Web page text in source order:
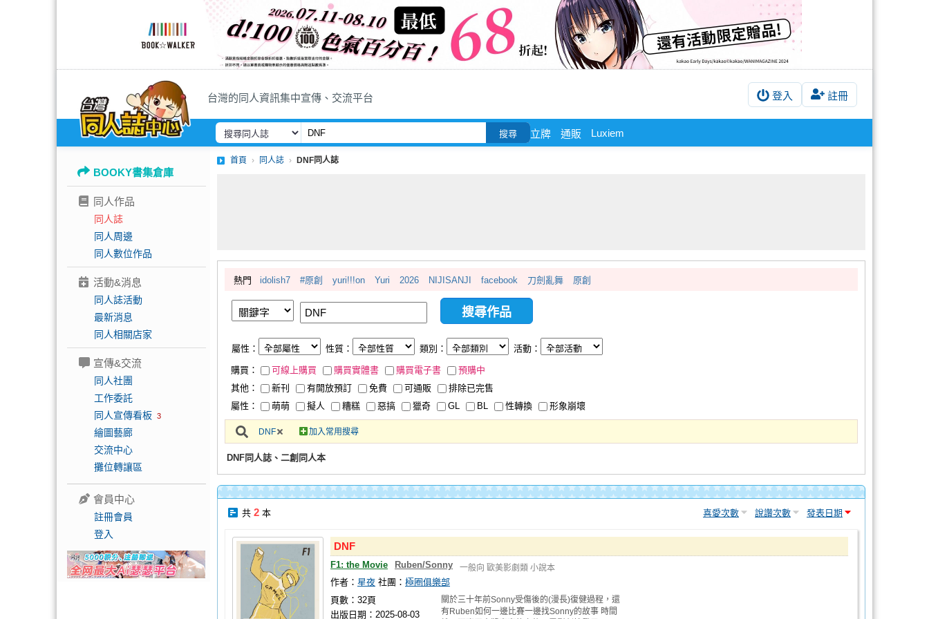
台灣的同人資訊集中宣傳、交流平台 登入 註冊
搜尋 立牌 通販 Luxiem
BOOKY書集倉庫
同人作品
同人誌
同人周邊
同人數位作品
活動&消息
同人誌活動
最新消息
同人相關店家
宣傳&交流
同人社團
工作委託
同人宣傳看板 3
繪圖藝廊
交流中心
攤位轉讓區
會員中心
註冊會員
登入
首頁 同人誌 DNF同人誌
熱門 idolish7 #原創 yuri!!!on Yuri 2026 NIJISANJI facebook 刀劍亂舞 原創
屬性： 性質： 類別： 活動：
購買： 可線上購買 購買實體書 購買電子書
預購中
其他：
新刊 有開放預訂 免費 可通販
排除已完售
屬性：
萌萌 擬人 糟糕 惡搞 獵奇 GL BL 性轉換 形象崩壞
DNF 加入常用搜尋
DNF同人誌、二創同人本
共 2 本 喜愛次數 說讚次數 發表日期
DNF
F1: the Movie Ruben/Sonny 一般向 歐美影劇類 小說本
作者： 星夜 社團： 極圈俱樂部
頁數：32頁
出版日期：2025-08-03
關於三十年前Sonny受傷後的(漫長)復健過程，還
有Ruben如何一邊比賽一邊找Sonny的故事 時間